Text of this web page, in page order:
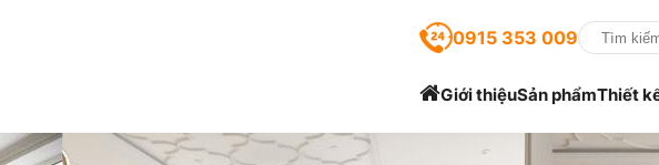
0915 353 009
Giới thiệuSản phẩmThiết